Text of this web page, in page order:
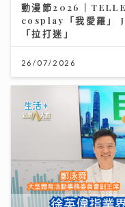
動漫節2026｜
cosplay「我愛羅」
「拉打迷」
26/07/2026